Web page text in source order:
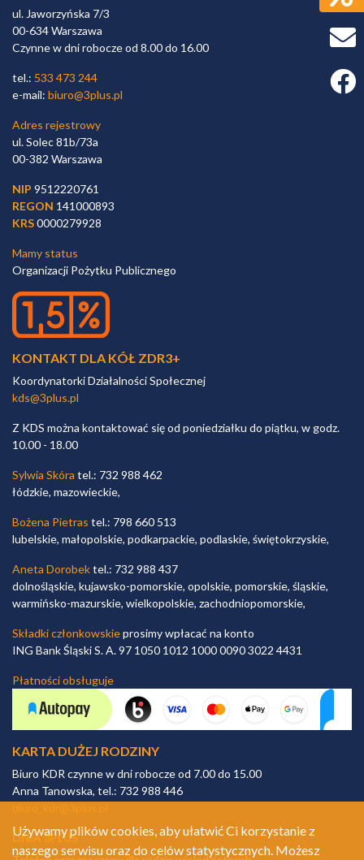
ul. Jaworzyńska 7/3
00-634 Warszawa
Czynne w dni robocze od 8.00 do 16.00
tel.: 533 473 244
e-mail: biuro@3plus.pl
Adres rejestrowy
ul. Solec 81b/73a
00-382 Warszawa
NIP 9512220761
REGON 141000893
KRS0000279928
Mamy status
Organizacji Pożytku Publicznego
KONTAKT DLA KÓŁ ZDR3+
Koordynatorki Działalności Społecznej
kds@3plus.pl
Z KDS można kontaktować się od poniedziałku do piątku, w godz.
10.00 - 18.00
Sylwia Skóra tel.: 732 988 462
łódzkie, mazowieckie,
Bożena Pietras tel.: 798 660 513
lubelskie, małopolskie, podkarpackie, podlaskie, świętokrzyskie,
Aneta Dorobektel.: 732 988 437
dolnośląskie, kujawsko-pomorskie, opolskie, pomorskie, śląskie,
warmińsko-mazurskie, wielkopolskie, zachodniopomorskie,
Składki członkowskieprosimy wpłacać na konto
ING Bank Śląski S. A. 97 1050 1012 1000 0090 3022 4431
Płatności obsługuje
KARTA DUŻEJ RODZINY
Biuro KDR czynne w dni robocze od 7.00 do 15.00
Anna Tanowska, tel.: 732 988 446
LINIA 3PLUS
Używamy plików cookies, aby ułatwić Ci korzystanie z
naszego serwisu oraz do celów statystycznych. Możesz